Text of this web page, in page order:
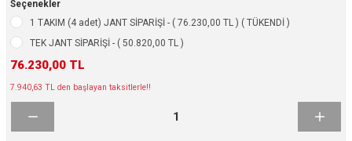
Seçenekler
1 TAKIM (4 adet) JANT SİPARİŞİ - ( 76.230,00 TL ) ( TÜKENDİ )
TEK JANT SİPARİŞİ - ( 50.820,00 TL )
76.230,00 TL
7.940,63 TL den başlayan taksitlerle!!